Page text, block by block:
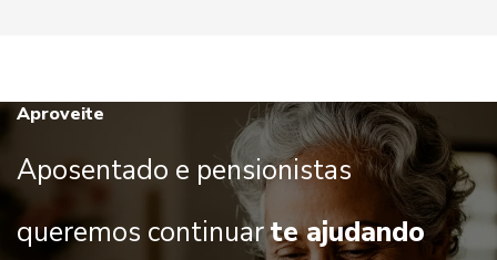
Aproveite
Aposentado e pensionistas
queremos continuarte ajudando